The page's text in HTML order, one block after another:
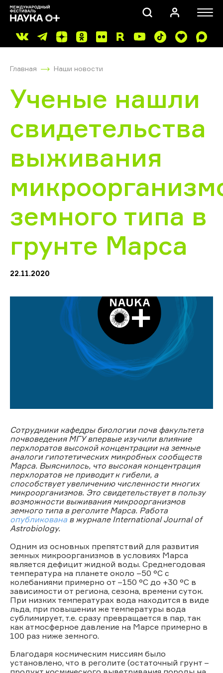
ПОИСК
Главная Наши новости
Ученые нашли
свидетельства
выживания
земного типа в
грунте Марса
22.11.2020
Сотрудники кафедры биологии почв факультета
почвоведения МГУ впервые изучили влияние
перхлоратов высокой концентрации на земные
аналоги гипотетических микробных сообществ
Марса. Выяснилось, что высокая концентрация
перхлоратов не приводит к гибели, а
способствует увеличению численности многих
микроорганизмов. Это свидетельствует в пользу
возможности выживания микроорганизмов
земного типа в реголите Марса. Работа
опубликованав журнале International Journal of
Astrobiology.
Одним из основных препятствий для развития
земных микроорганизмов в условиях Марса
является дефицит жидкой воды. Среднегодовая
температура на планете около –50 °С с
колебаниями примерно от –150 °С до +30 °С в
зависимости от региона, сезона, времени суток.
При низких температурах вода находится в виде
льда, при повышении же температуры вода
сублимирует, т.е. сразу превращается в пар, так
как атмосферное давление на Марсе примерно в
100 раз ниже земного.
Благодаря космическим миссиям было
установлено, что в реголите (остаточный грунт –